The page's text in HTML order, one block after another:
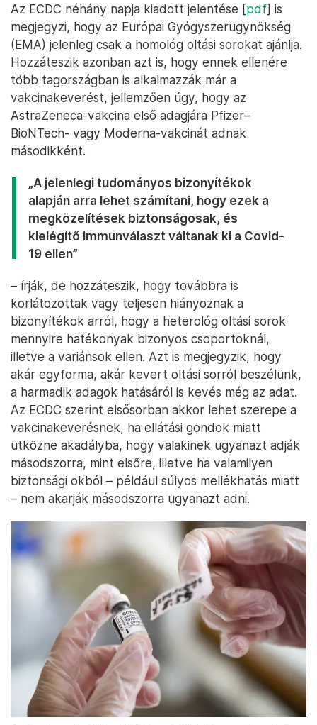
Az ECDC néhány napja kiadott jelentése [pdf] is
megjegyzi, hogy az Európai Gyógyszerügynökség
(EMA) jelenleg csak a homológ oltási sorokat ajánlja.
Hozzáteszik azonban azt is, hogy ennek ellenére
több tagországban is alkalmazzák már a
vakcinakeverést, jellemzően úgy, hogy az
AstraZeneca-vakcina első adagjára Pfizer–
BioNTech- vagy Moderna-vakcinát adnak
másodikként.
„A jelenlegi tudományos bizonyítékok
alapján arra lehet számítani, hogy ezek a
megközelítések biztonságosak, és
kielégítő immunválaszt váltanak ki a Covid-
19 ellen”
– írják, de hozzáteszik, hogy továbbra is
korlátozottak vagy teljesen hiányoznak a
bizonyítékok arról, hogy a heterológ oltási sorok
mennyire hatékonyak bizonyos csoportoknál,
illetve a variánsok ellen. Azt is megjegyzik, hogy
akár egyforma, akár kevert oltási sorról beszélünk,
a harmadik adagok hatásáról is kevés még az adat.
Az ECDC szerint elsősorban akkor lehet szerepe a
vakcinakeverésnek, ha ellátási gondok miatt
ütközne akadályba, hogy valakinek ugyanazt adják
másodszorra, mint elsőre, illetve ha valamilyen
biztonsági okból – például súlyos mellékhatás miatt
– nem akarják másodszorra ugyanazt adni.